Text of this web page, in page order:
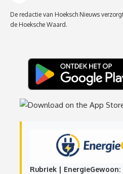
De redactie van Hoeksch Nieuws
de Hoeksche Waard.
Rubriek |